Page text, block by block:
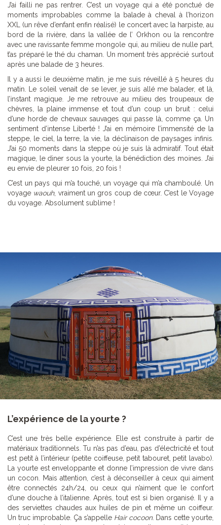
J’ai failli ne pas rentrer. C’est un voyage qui a été ponctué de
moments improbables comme la balade à cheval à l’horizon
XXL (un rêve d’enfant enfin réalisé) le concert avec la harpiste, au
bord de la rivière, dans la vallée de l’ Orkhon ou la rencontre
avec une ravissante femme mongole qui, au milieu de nulle part,
t’as préparé le thé du chaman. Un moment très apprécié surtout
après une balade de 3 heures.
Il y a aussi le deuxième matin, je me suis réveillé à 5 heures du
matin. Le soleil venait de se lever, je suis allé me balader, et là,
l’instant magique. Je me retrouve au milieu des troupeaux de
chèvres, la plaine immense et tout d’un coup un bruit : celui
d’une horde de chevaux sauvages qui passe là, comme ça. Un
sentiment d’intense Liberté ! J’ai en mémoire l’immensité de la
steppe, le ciel, la terre, la vie, la déclinaison de paysages infinis.
J’ai 50 moments dans la steppe où je suis là admiratif. Tout était
magique, le diner sous la yourte, la bénédiction des moines. J’ai
eu envie de pleurer 10 fois, 20 fois !
C’est un pays qui m’a touché, un voyage qui m’a chamboulé. Un
voyage waouh, vraiment un gros coup de cœur. C’est le Voyage
du voyage. Absolument sublime !
L’expérience de la yourte ?
C’est une très belle expérience. Elle est construite à partir de
matériaux traditionnels. Tu n’as pas d’eau, pas d’électricité et tout
est petit à l’intérieur (petite coiffeuse, petit tabouret, petit lavabo).
La yourte est enveloppante et donne l’impression de vivre dans
un cocon. Mais attention, c’est à déconseiller à ceux qui aiment
être connectés 24h/24, ou ceux qui n’aiment que le confort
d’une douche à l’italienne. Après, tout est si bien organisé. Il y a
des serviettes chaudes aux huiles de pin et même un coiffeur.
Un truc improbable. Ça s’appelle Hair cocoon. Dans cette yourte,